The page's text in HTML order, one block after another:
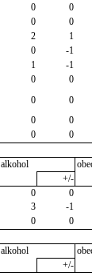
0 0
0 0
2 1
0 -1
1 -1
0 0
0 0
0 0
0 0
alkohol
+/-
0 0
3 -1
0 0
alkohol
+/-